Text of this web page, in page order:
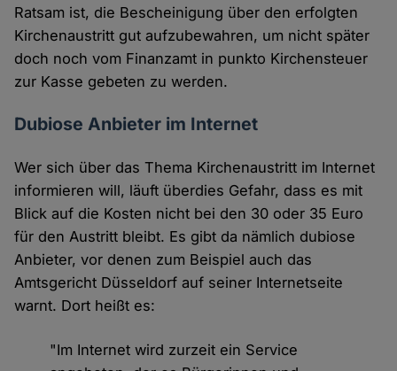
Ratsam ist, die Bescheinigung über den erfolgten
Kirchenaustritt gut aufzubewahren, um nicht später
doch noch vom Finanzamt in punkto Kirchensteuer
zur Kasse gebeten zu werden.
Dubiose Anbieter im Internet
Wer sich über das Thema Kirchenaustritt im Internet
informieren will, läuft überdies Gefahr, dass es mit
Blick auf die Kosten nicht bei den 30 oder 35 Euro
für den Austritt bleibt. Es gibt da nämlich dubiose
Anbieter, vor denen zum Beispiel auch das
Amtsgericht Düsseldorf auf seiner Internetseite
warnt. Dort heißt es:
"Im Internet wird zurzeit ein Service